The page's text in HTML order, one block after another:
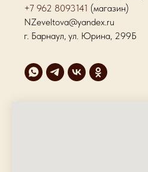
+7 962 8093141 (магазин)
NZeveltova@yandex.ru
г. Барнаул, ул. Юрина, 299Б